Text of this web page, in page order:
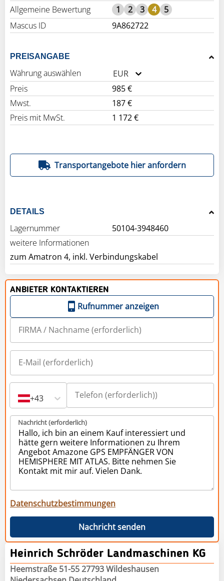
Allgemeine Bewertung
1 2 3 4
5
Mascus ID
9A862722
PREISANGABE
Währung auswählen
EUR
Preis
985 €
Mwst.
187 €
Preis mit MwSt.
1 172 €
Transportangebote hier anfordern
DETAILS
Lagernummer
50104-3948460
weitere Informationen
zum Amatron 4, inkl. Verbindungskabel
ANBIETER KONTAKTIEREN
Rufnummer anzeigen
+43
Nachricht (erforderlich)
Datenschutzbestimmungen
Nachricht senden
Heinrich Schröder Landmaschinen KG
Heemstraße 51-55 27793 Wildeshausen